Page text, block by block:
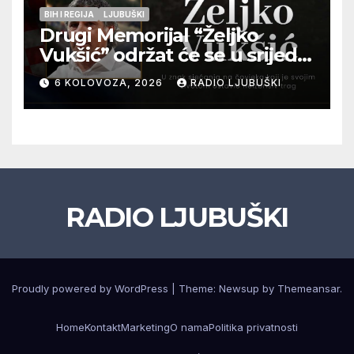
BIH I REGIJA LJUBUŠKI
Drugi Memorijal “Željko
Vukšić” održat će se u srijedu
12. kolovoza u Otoku
6 KOLOVOZA, 2026 RADIO LJUBUŠKI
RADIO LJUBUŠKI
Proudly powered by WordPress Theme: Newsup by Themeansar.
HomeKontaktMarketingO namaPolitika privatnosti